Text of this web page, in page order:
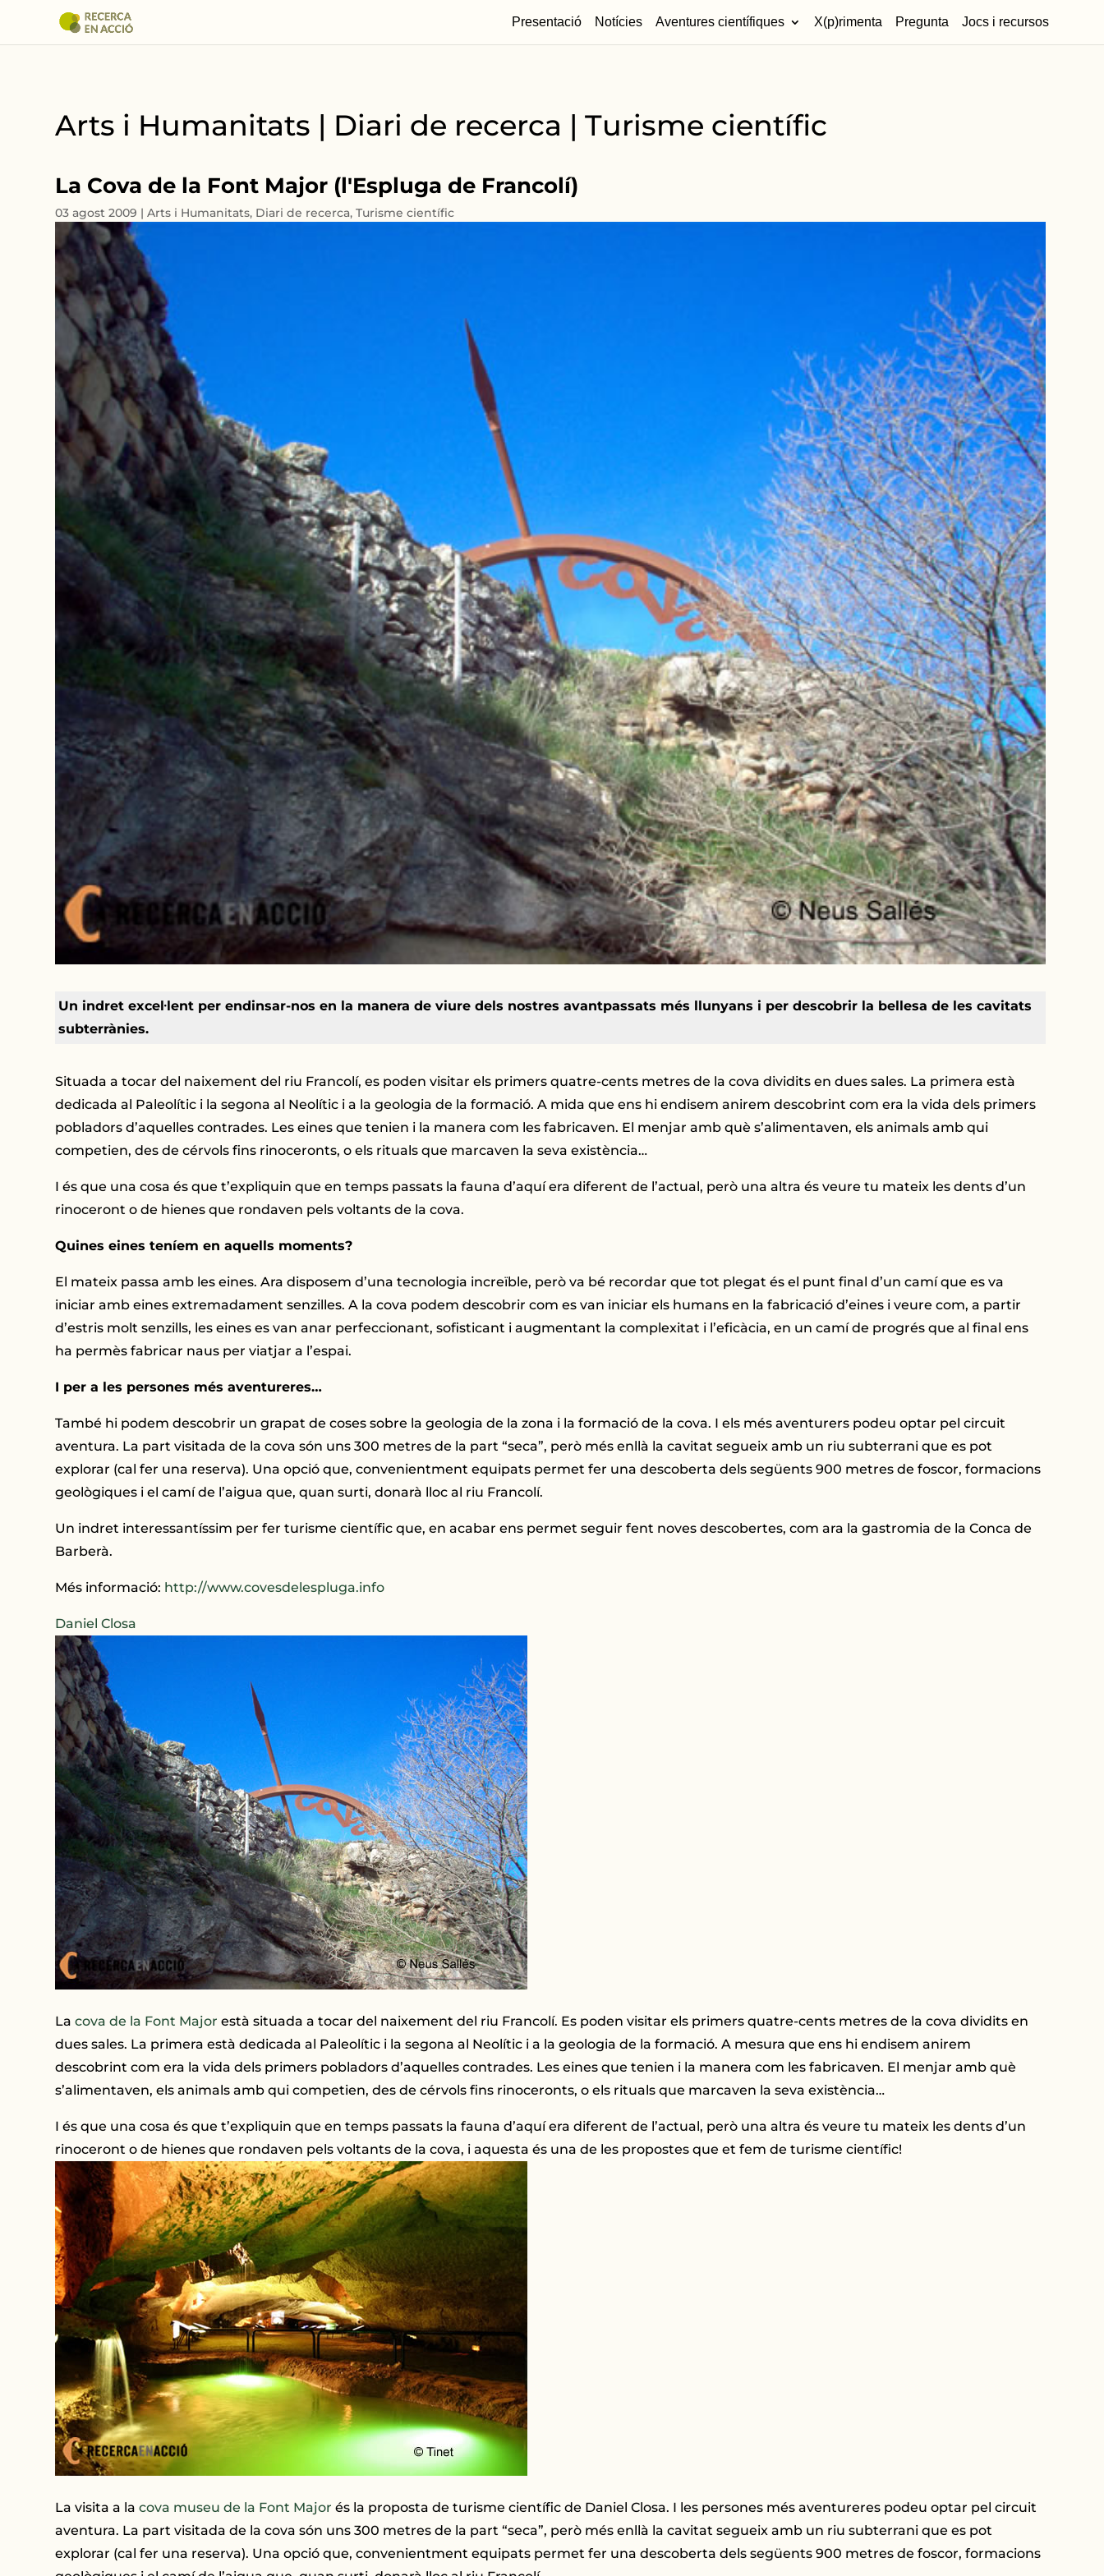
Presentació Notícies Aventures científiques X(p)rimenta Pregunta Jocs i recursos
Arts i Humanitats | Diari de recerca | Turisme científic
La Cova de la Font Major (l'Espluga de Francolí)
03 agost 2009 | Arts i Humanitats, Diari de recerca, Turisme científic
Un indret excel·lent per endinsar-nos en la manera de viure dels nostres avantpassats més llunyans i per descobrir la bellesa de les cavitats
subterrànies.
Situada a tocar del naixement del riu Francolí, es poden visitar els primers quatre-cents metres de la cova dividits en dues sales. La primera està
dedicada al Paleolític i la segona al Neolític i a la geologia de la formació. A mida que ens hi endisem anirem descobrint com era la vida dels primers
pobladors d’aquelles contrades. Les eines que tenien i la manera com les fabricaven. El menjar amb què s’alimentaven, els animals amb qui
competien, des de cérvols fins rinoceronts, o els rituals que marcaven la seva existència…
I és que una cosa és que t’expliquin que en temps passats la fauna d’aquí era diferent de l’actual, però una altra és veure tu mateix les dents d’un
rinoceront o de hienes que rondaven pels voltants de la cova.
Quines eines teníem en aquells moments?
El mateix passa amb les eines. Ara disposem d’una tecnologia increïble, però va bé recordar que tot plegat és el punt final d’un camí que es va
iniciar amb eines extremadament senzilles. A la cova podem descobrir com es van iniciar els humans en la fabricació d’eines i veure com, a partir
d’estris molt senzills, les eines es van anar perfeccionant, sofisticant i augmentant la complexitat i l’eficàcia, en un camí de progrés que al final ens
ha permès fabricar naus per viatjar a l’espai.
I per a les persones més aventureres…
També hi podem descobrir un grapat de coses sobre la geologia de la zona i la formació de la cova. I els més aventurers podeu optar pel circuit
aventura. La part visitada de la cova són uns 300 metres de la part “seca”, però més enllà la cavitat segueix amb un riu subterrani que es pot
explorar (cal fer una reserva). Una opció que, convenientment equipats permet fer una descoberta dels següents 900 metres de foscor, formacions
geològiques i el camí de l’aigua que, quan surti, donarà lloc al riu Francolí.
Un indret interessantíssim per fer turisme científic que, en acabar ens permet seguir fent noves descobertes, com ara la gastromia de la Conca de
Barberà.
Més informació: http://www.covesdelespluga.info
Daniel Closa
La cova de la Font Major està situada a tocar del naixement del riu Francolí. Es poden visitar els primers quatre-cents metres de la cova dividits en
dues sales. La primera està dedicada al Paleolític i la segona al Neolític i a la geologia de la formació. A mesura que ens hi endisem anirem
descobrint com era la vida dels primers pobladors d’aquelles contrades. Les eines que tenien i la manera com les fabricaven. El menjar amb què
s’alimentaven, els animals amb qui competien, des de cérvols fins rinoceronts, o els rituals que marcaven la seva existència…
I és que una cosa és que t’expliquin que en temps passats la fauna d’aquí era diferent de l’actual, però una altra és veure tu mateix les dents d’un
rinoceront o de hienes que rondaven pels voltants de la cova, i aquesta és una de les propostes que et fem de turisme científic!
La visita a la cova museu de la Font Major és la proposta de turisme científic de Daniel Closa. I les persones més aventureres podeu optar pel circuit
aventura. La part visitada de la cova són uns 300 metres de la part “seca”, però més enllà la cavitat segueix amb un riu subterrani que es pot
explorar (cal fer una reserva). Una opció que, convenientment equipats permet fer una descoberta dels següents 900 metres de foscor, formacions